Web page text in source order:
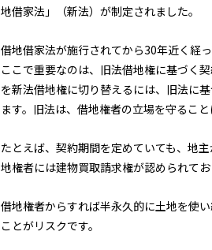
地借家法」（新法）が制定されました。
借地借家法が施行されてから30年近く経
ここで重要なのは、旧法借地権に基づく
を新法借地権に切り替えるには、旧法に
ます。旧法は、借地権者の立場を守るこ
たとえば、契約期間を定めていても、地
地権者には建物買取請求権が認められて
借地権者からすれば半永久的に土地を使
ことがリスクです。